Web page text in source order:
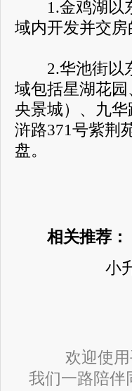
1.金鸡湖以东
域内开发并交房
2.华池街以东
域包括星湖花
央景城）、九
浒路371号紫荆
盘。
相关推荐：
小
欢迎使
我们一路陪伴